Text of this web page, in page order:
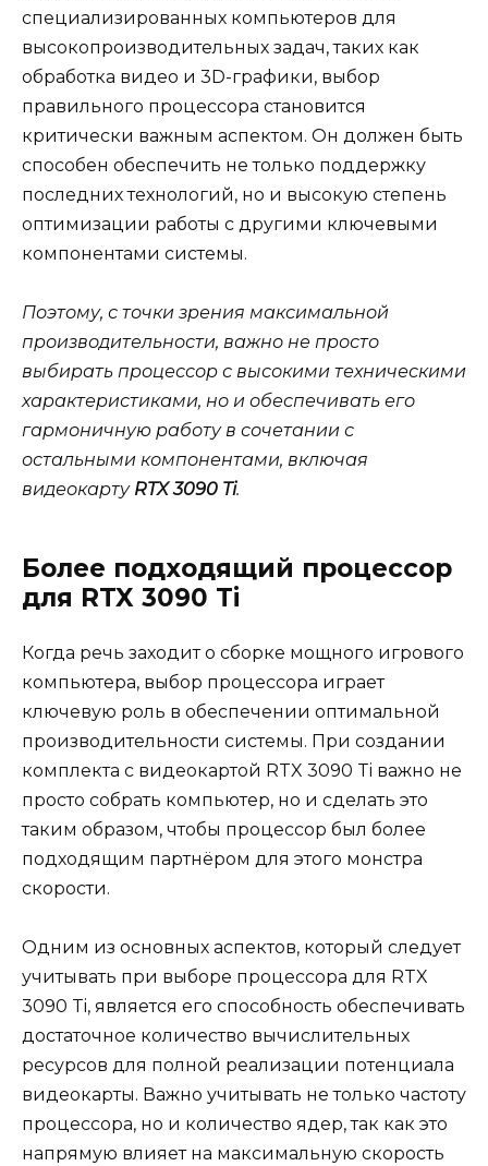
специализированных компьютеров для
высокопроизводительных задач, таких как
обработка видео и 3D-графики, выбор
правильного процессора становится
критически важным аспектом. Он должен быть
способен обеспечить не только поддержку
последних технологий, но и высокую степень
оптимизации работы с другими ключевыми
компонентами системы.
Поэтому, с точки зрения максимальной
производительности, важно не просто
выбирать процессор с высокими техническими
характеристиками, но и обеспечивать его
гармоничную работу в сочетании с
остальными компонентами, включая
видеокарту RTX 3090 Ti.
Более подходящий процессор
для RTX 3090 Ti
Когда речь заходит о сборке мощного игрового
компьютера, выбор процессора играет
ключевую роль в обеспечении оптимальной
производительности системы. При создании
комплекта с видеокартой RTX 3090 Ti важно не
просто собрать компьютер, но и сделать это
таким образом, чтобы процессор был более
подходящим партнёром для этого монстра
скорости.
Одним из основных аспектов, который следует
учитывать при выборе процессора для RTX
3090 Ti, является его способность обеспечивать
достаточное количество вычислительных
ресурсов для полной реализации потенциала
видеокарты. Важно учитывать не только частоту
процессора, но и количество ядер, так как это
напрямую влияет на максимальную скорость